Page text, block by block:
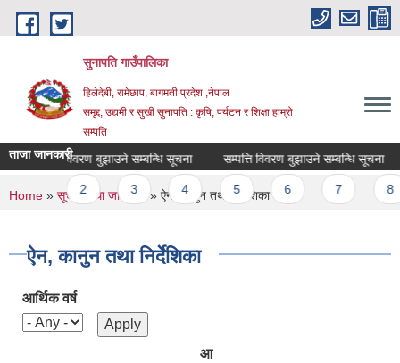
Skip to main content
सुनापति गाउँपालिका
हिलेदेबी, रामेछाप, बागमती प्रदेश ,नेपाल
समृद्द, उद्यमी र सुखी सुनापति : कृषि, पर्यटन र शिक्षा हाम्रो
सम्पति
ताजा जानकारी
सम्पत्ति विवरण बुझाउने सम्बन्धि सूचना सम्पत्ति विवरण बुझाउने सम्बन्धि सूचना
Pages
2 3 4 5 6
You are here
Home » सूचना तथा जानकारी » ऐन, कानुन तथा निर्देशिका
ऐन, कानुन तथा निर्देशिका
आर्थिक वर्ष
आ